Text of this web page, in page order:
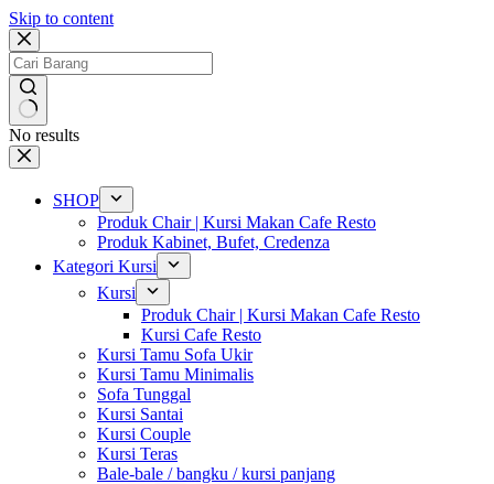
Skip to content
No results
SHOP
Produk Chair | Kursi Makan Cafe Resto
Produk Kabinet, Bufet, Credenza
Kategori Kursi
Kursi
Produk Chair | Kursi Makan Cafe Resto
Kursi Cafe Resto
Kursi Tamu Sofa Ukir
Kursi Tamu Minimalis
Sofa Tunggal
Kursi Santai
Kursi Couple
Kursi Teras
Bale-bale / bangku / kursi panjang